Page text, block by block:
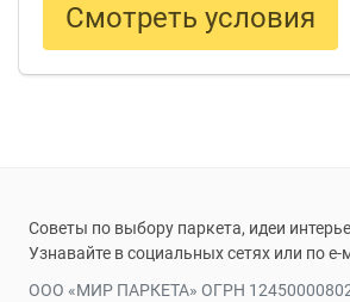
Смотреть условия
Советы по выбору паркета, идеи
Узнавайте в социальных сетях или по е-
ООО «МИР ПАРКЕТА» ОГРН